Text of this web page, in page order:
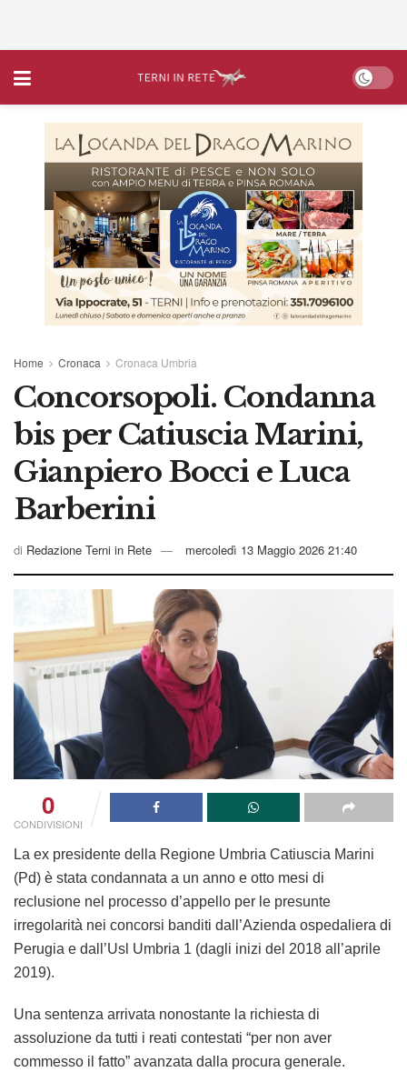
Home Cronaca Cronaca Umbria
Concorsopoli. Condanna
bis per Catiuscia Marini,
Gianpiero Bocci e Luca
Barberini
di Redazione Terni in Rete mercoledì 13 Maggio 2026 21:40
0
CONDIVISIONI
La ex presidente della Regione Umbria Catiuscia Marini
(Pd) è stata condannata a un anno e otto mesi di
reclusione nel processo d’appello per le presunte
irregolarità nei concorsi banditi dall’Azienda ospedaliera di
Perugia e dall’Usl Umbria 1 (dagli inizi del 2018 all’aprile
2019).
Una sentenza arrivata nonostante la richiesta di
assoluzione da tutti i reati contestati “per non aver
commesso il fatto” avanzata dalla procura generale.